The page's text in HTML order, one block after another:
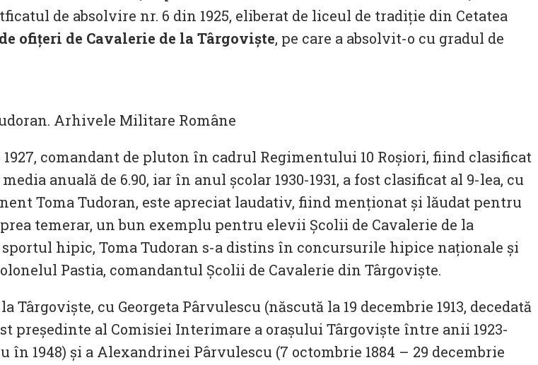
de absolvire nr. 6 din 1925, eliberat de liceul de tradiție din Cetatea
ofițeri de Cavalerie de la Târgoviște, pe care a absolvit-o cu gradul de
Arhivele Militare Române
comandant de pluton în cadrul Regimentului 10 Roșiori, fiind clasificat
anuală de 6.90, iar în anul școlar 1930-1931, a fost clasificat al 9-lea, cu
Toma Tudoran, este apreciat laudativ, fiind menționat și lăudat pentru
temerar, un bun exemplu pentru elevii Școlii de Cavalerie de la
hipic, Toma Tudoran s-a distins în concursurile hipice naționale și
Pastia, comandantul Școlii de Cavalerie din Târgoviște.
cu Georgeta Pârvulescu (născută la 19 decembrie 1913, decedată
președinte al Comisiei Interimare a orașului Târgoviște între anii 1923-
în 1948) și a Alexandrinei Pârvulescu (7 octombrie 1884 – 29 decembrie